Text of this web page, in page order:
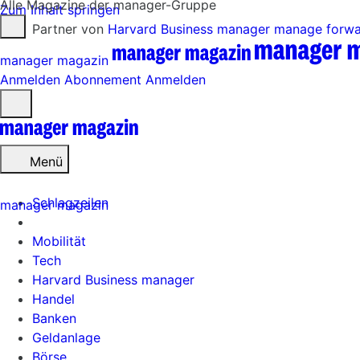
Zum Inhalt springen
Partner von Harvard Business manager manage
manager magazin
Anmelden Abonnement Anmelden
öffnen
Menü
Schlagzeilen
Mobilität
Tech
Harvard Business manager
Handel
Banken
Geldanlage
Börse
Alle Magazine der manager-Gruppe
manager magazin